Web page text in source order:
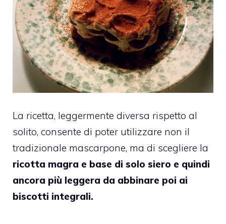
La ricetta, leggermente diversa rispetto al
solito, consente di poter utilizzare non il
tradizionale mascarpone, ma di scegliere la
ricotta magra e base di solo siero e quindi
ancora più leggera da abbinare poi ai
biscotti integrali.